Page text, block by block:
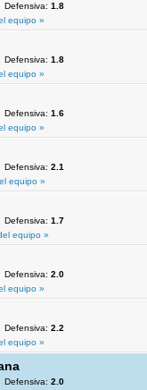
Defensiva: 1.8
equipo »
Defensiva: 1.8
equipo »
Defensiva: 1.6
equipo »
Defensiva: 2.1
equipo »
Defensiva: 1.7
equipo »
Defensiva: 2.0
equipo »
Defensiva: 2.2
equipo »
Defensiva: 2.0